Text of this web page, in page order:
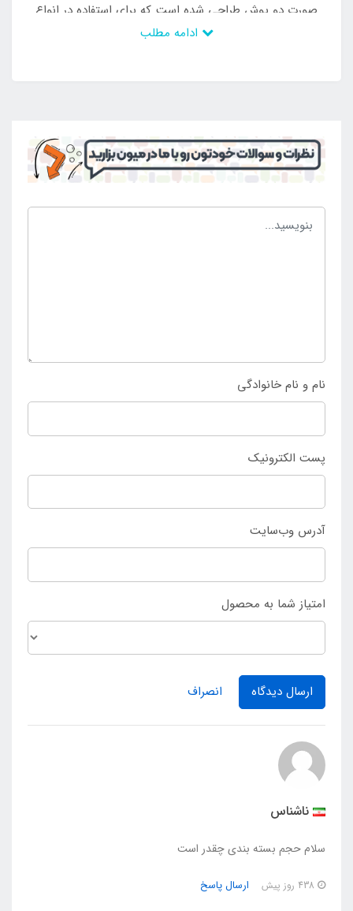
صورت دو پوش طراحی شده است که برای استفاده در انواع
شرایط آب و هوایی مناسب می باشد. در شرایط آب و
به وزن پایین این چادر مسافرتی باری استفاده در کوهنوردی
نیز بهترین گزینه می باشد. زیرا در حالت جمع شده فضای
نام و نام خانوادگی
پست الکترونیک
آدرس وب‌سایت
امتیاز شما به محصول
ارسال دیدگاه انصراف
ناشناس
سلام حجم بسته بندی چقدر است
ارسال پاسخ